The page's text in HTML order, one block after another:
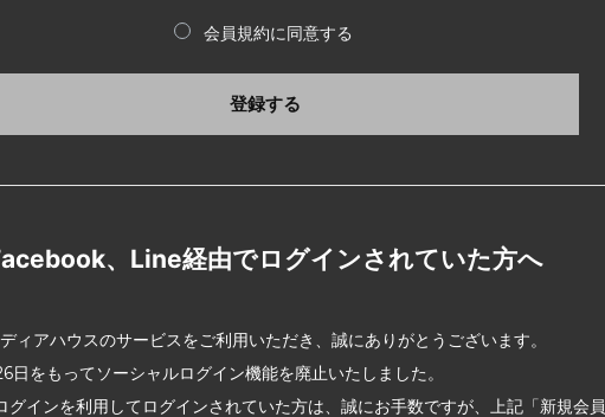
会員規約に同意する
登録する
、Line経由でログインされていた方へ
ィアハウスのサービスをご利用いただき、誠にありがとうございます。
日をもってソーシャルログイン機能を廃止いたしました。
グインを利用してログインされていた方は、誠にお手数ですが、上記「新規会員